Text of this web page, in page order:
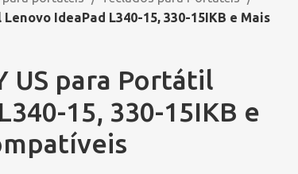
IdeaPad L340-15, 330-15IKB e Mais
US para Portátil
15, 330-15IKB e